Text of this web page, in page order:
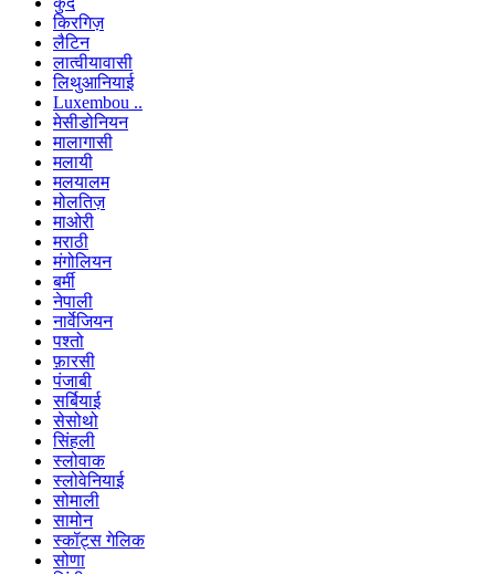
किरगिज़
लैटिन
लात्वीयावासी
लिथुआनियाई
Luxembou ..
मेसीडोनियन
मालागासी
मलायी
मलयालम
मोलतिज़
माओरी
मराठी
मंगोलियन
बर्मी
नेपाली
नार्वेजियन
पश्तो
फ़ारसी
पंजाबी
सर्बियाई
सेसोथो
सिंहली
स्लोवाक
स्लोवेनियाई
सोमाली
सामोन
स्कॉट्स गेलिक
सोणा